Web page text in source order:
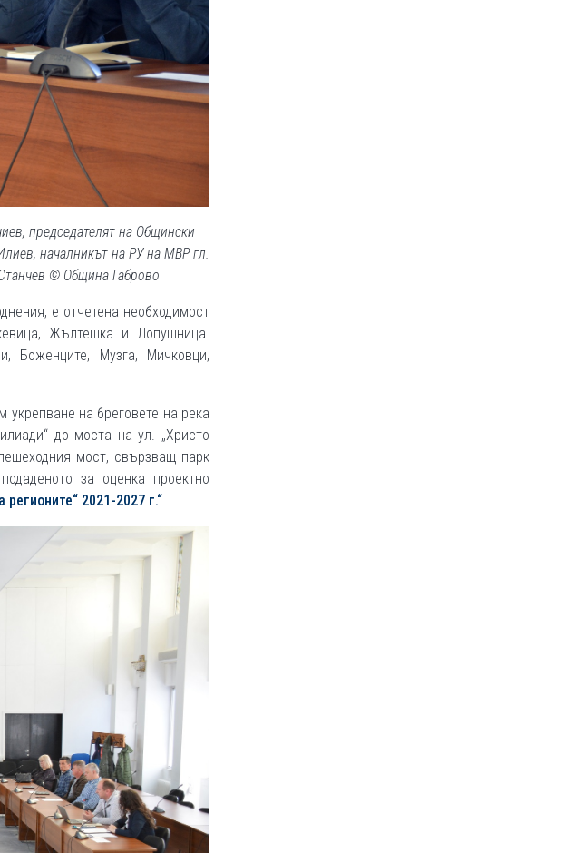
председателят на Общински
началникът на РУ на МВР гл.
© Община Габрово
е отчетена необходимост
Жълтешка и Лопушница.
Боженците, Музга, Мичковци,
на бреговете на река
до моста на ул. „Христо
мост, свързващ парк
за оценка проектно
2021-2027 г.“.